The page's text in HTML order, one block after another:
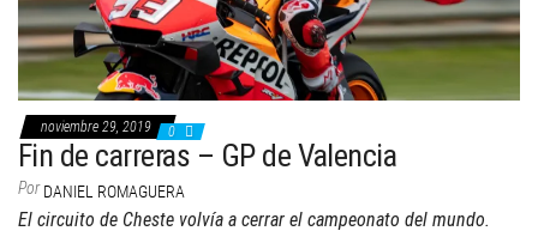
noviembre 29, 2019 0
Fin de carreras – GP de Valencia
Por DANIEL ROMAGUERA
El circuito de Cheste volvía a cerrar el campeonato del mundo.